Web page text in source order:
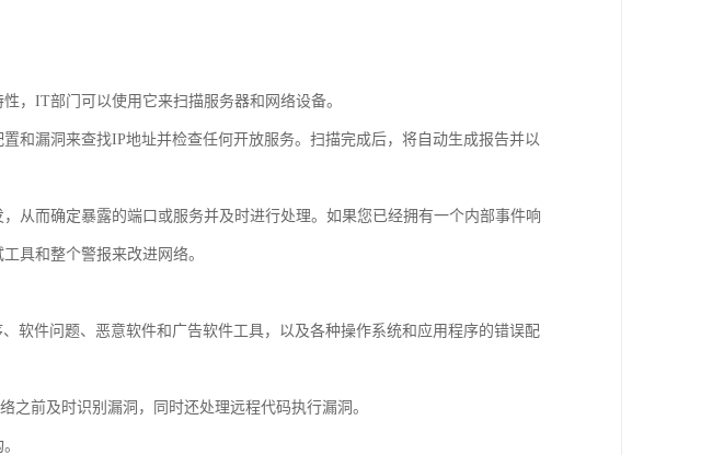
，IT部门可以使用它来扫描服务器和网络设备。
和漏洞来查找IP地址并检查任何开放服务。扫描完成后，将自动生成报告并以
从而确定暴露的端口或服务并及时进行处理。如果您已经拥有一个内部事件响
具和整个警报来改进网络。
软件问题、恶意软件和广告软件工具，以及各种操作系统和应用程序的错误配
之前及时识别漏洞，同时还处理远程代码执行漏洞。